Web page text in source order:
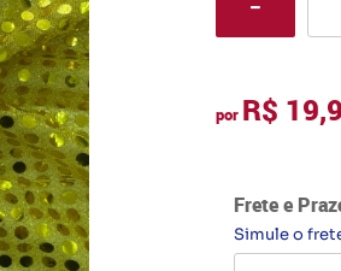
por R$
Frete e
Simule o